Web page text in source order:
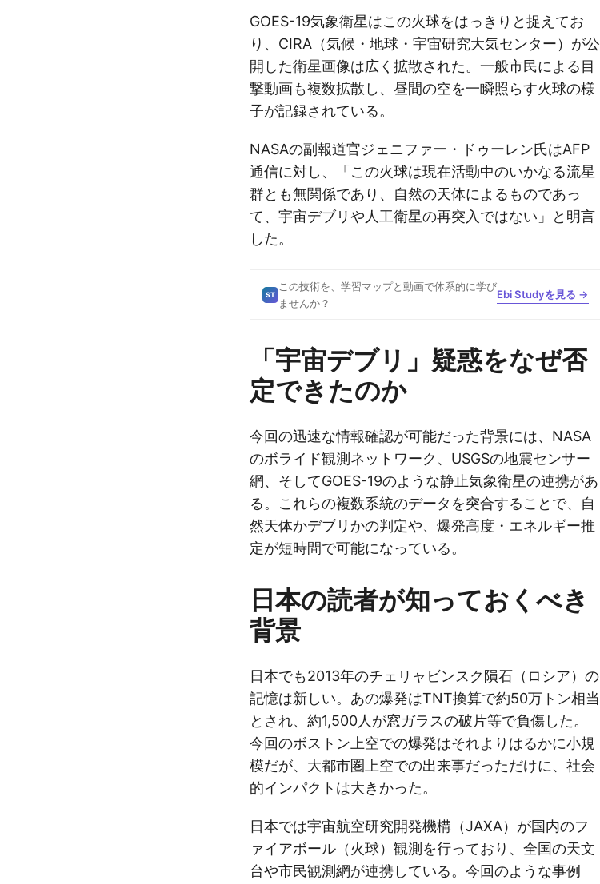
GOES-19気象衛星はこの火球をはっきりと捉えてお
り、CIRA（気候・地球・宇宙研究大気センター）が公
開した衛星画像は広く拡散された。一般市民による目
撃動画も複数拡散し、昼間の空を一瞬照らす火球の様
子が記録されている。
NASAの副報道官ジェニファー・ドゥーレン氏はAFP
通信に対し、「この火球は現在活動中のいかなる流星
群とも無関係であり、自然の天体によるものであっ
て、宇宙デブリや人工衛星の再突入ではない」と明言
した。
ST
この技術を、学習マップと動画で体系的に学び
ませんか？
Ebi Studyを見る →
「宇宙デブリ」疑惑をなぜ否
定できたのか
今回の迅速な情報確認が可能だった背景には、NASA
のボライド観測ネットワーク、USGSの地震センサー
網、そしてGOES-19のような静止気象衛星の連携があ
る。これらの複数系統のデータを突合することで、自
然天体かデブリかの判定や、爆発高度・エネルギー推
定が短時間で可能になっている。
日本の読者が知っておくべき
背景
日本でも2013年のチェリャビンスク隕石（ロシア）の
記憶は新しい。あの爆発はTNT換算で約50万トン相当
とされ、約1,500人が窓ガラスの破片等で負傷した。
今回のボストン上空での爆発はそれよりはるかに小規
模だが、大都市圏上空での出来事だっただけに、社会
的インパクトは大きかった。
日本では宇宙航空研究開発機構（JAXA）が国内のフ
ァイアボール（火球）観測を行っており、全国の天文
台や市民観測網が連携している。今回のような事例